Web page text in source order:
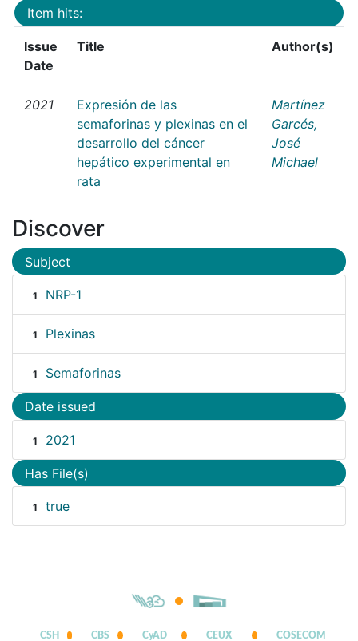
Item hits:
Issue
Date
Title Author(s)
2021
Expresión de las
semaforinas y plexinas en el
desarrollo del cáncer
hepático experimental en
rata
Martínez
Garcés,
José
Michael
Discover
Subject
1 NRP-1
1 Plexinas
1 Semaforinas
Date issued
1 2021
Has File(s)
1 true
CSH CBS CyAD CEUX COSECOM